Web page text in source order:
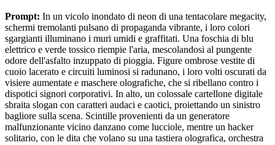
Prompt: In un vicolo inondato di neon di una tentacolare megacity,
schermi tremolanti pulsano di propaganda vibrante, i loro colori
sgargianti illuminano i muri umidi e graffitati. Una foschia di blu
elettrico e verde tossico riempie l'aria, mescolandosi al pungente
odore dell'asfalto inzuppato di pioggia. Figure ombrose vestite di
cuoio lacerato e circuiti luminosi si radunano, i loro volti oscurati da
visiere aumentate e maschere olografiche, che si ribellano contro i
dispotici signori corporativi. In alto, un colossale cartellone digitale
sbraita slogan con caratteri audaci e caotici, proiettando un sinistro
bagliore sulla scena. Scintille provenienti da un generatore
malfunzionante vicino danzano come lucciole, mentre un hacker
solitario, con le dita che volano su una tastiera olografica, orchestra